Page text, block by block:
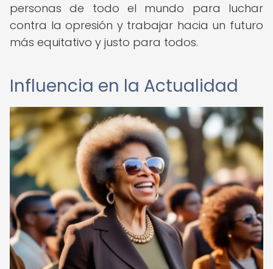
personas de todo el mundo para luchar
contra la opresión y trabajar hacia un futuro
más equitativo y justo para todos.
Influencia en la Actualidad